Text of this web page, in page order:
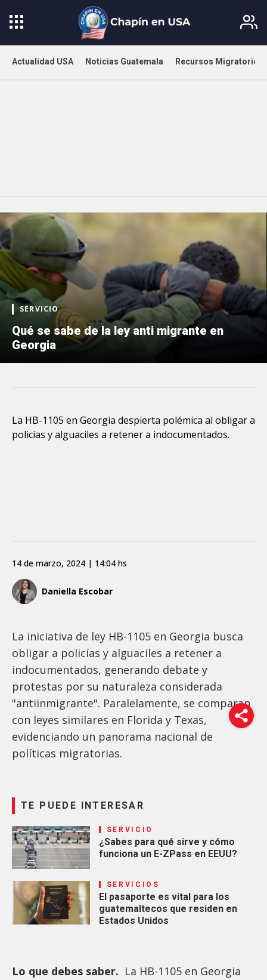
Actualidad USA Noticias Guatemala Recursos Migratorios
SERVICIO
Qué se sabe de la ley anti migrante en
Georgia
La HB-1105 en Georgia despierta polémica al obligar a
policías y alguaciles a retener a indocumentados.
Daniella Escobar
14 de marzo, 2024 | 14:04 hs
La iniciativa de ley HB-1105 en Georgia busca
obligar a policías y alguaciles a retener a
indocumentados, generando debate y
protestas por su naturaleza considerada
"antiinmigrante". Paralelamente, se comparan
con leyes similares en Florida y Texas,
evidenciando un panorama nacional de
políticas migratorias.
TE PUEDE INTERESAR
SERVICIO
¿Sabes para qué sirve y cómo
funciona un E-ZPass en EEUU?
SERVICIOS
El pasaporte es vital para los
guatemaltecos que residen en
Estados Unidos
Lo que debes saber. La HB-1105 en Georgia